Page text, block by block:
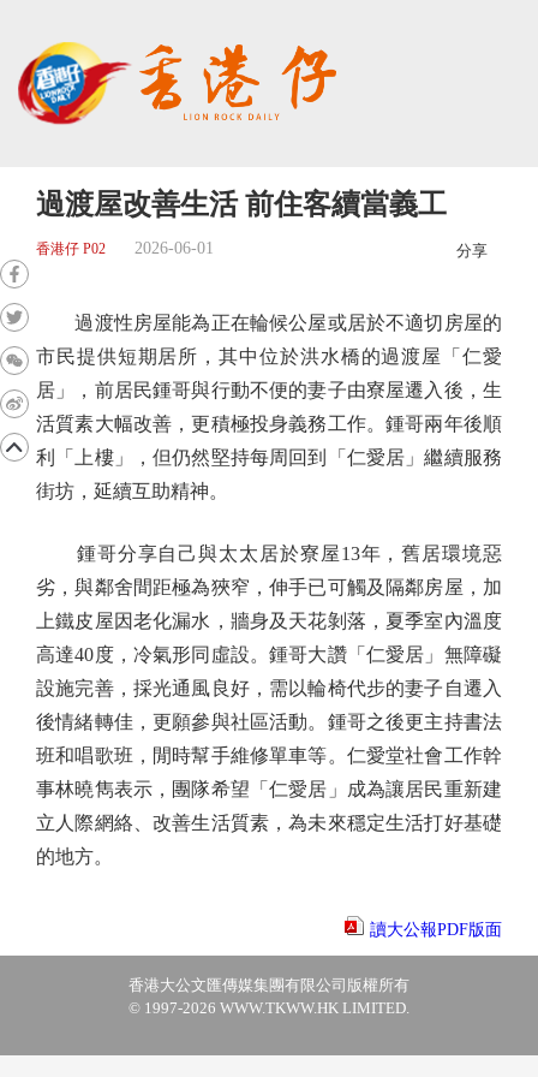
過渡屋改善生活 前住客續當義工
香港仔 P02 2026-06-01 分享
過渡性房屋能為正在輪候公屋或居於不適切房屋的
市民提供短期居所，其中位於洪水橋的過渡屋「仁愛
居」，前居民鍾哥與行動不便的妻子由寮屋遷入後，生
活質素大幅改善，更積極投身義務工作。鍾哥兩年後順
利「上樓」，但仍然堅持每周回到「仁愛居」繼續服務
街坊，延續互助精神。
鍾哥分享自己與太太居於寮屋13年，舊居環境惡
劣，與鄰舍間距極為狹窄，伸手已可觸及隔鄰房屋，加
上鐵皮屋因老化漏水，牆身及天花剝落，夏季室內溫度
高達40度，冷氣形同虛設。鍾哥大讚「仁愛居」無障礙
設施完善，採光通風良好，需以輪椅代步的妻子自遷入
後情緒轉佳，更願參與社區活動。鍾哥之後更主持書法
班和唱歌班，閒時幫手維修單車等。仁愛堂社會工作幹
事林曉雋表示，團隊希望「仁愛居」成為讓居民重新建
立人際網絡、改善生活質素，為未來穩定生活打好基礎
的地方。
讀大公報PDF版面
香港大公文匯傳媒集團有限公司版權所有
© 1997-2026 WWW.TKWW.HK LIMITED.